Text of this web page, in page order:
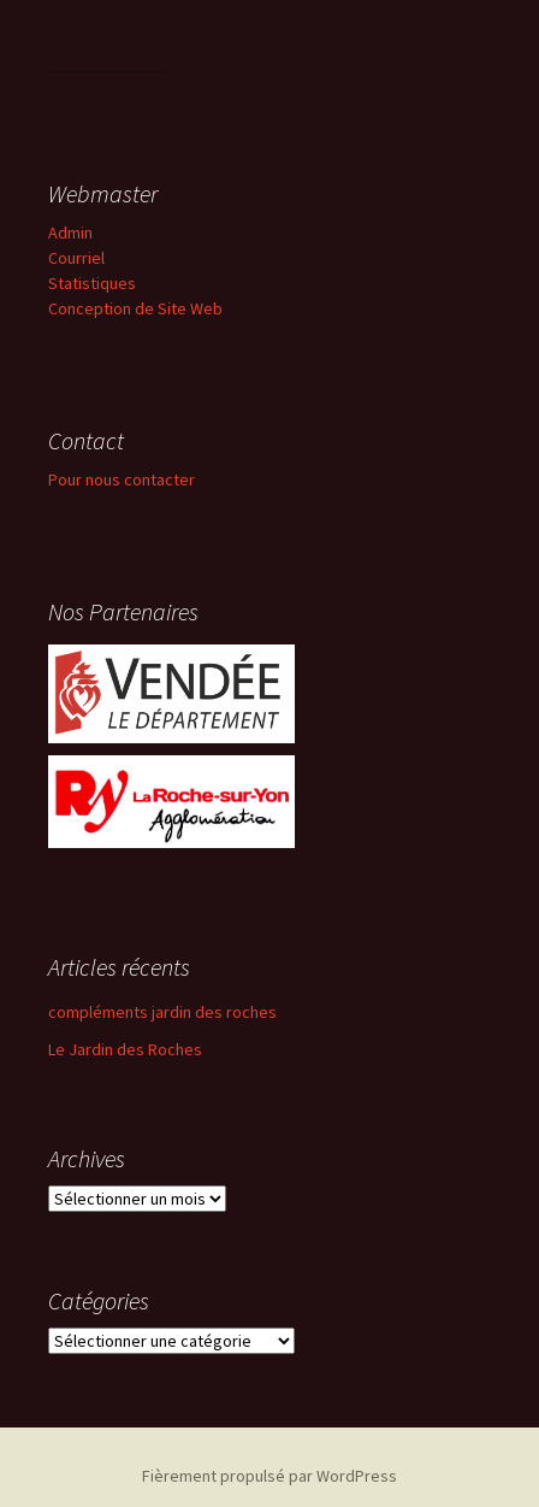
Webmaster
Admin
Courriel
Statistiques
Conception de Site Web
Contact
Pour nous contacter
Nos Partenaires
Articles récents
compléments jardin des roches
Le Jardin des Roches
Archives
Archives
Catégories
Catégories
Fièrement propulsé par WordPress